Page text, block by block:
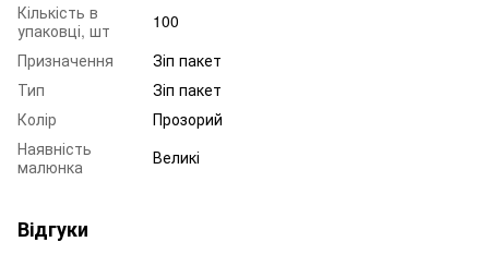
Кількість в
упаковці, шт
100
Призначення
Зіп пакет
Тип
Зіп пакет
Колір
Прозорий
Наявність
малюнка
Великі
Відгуки